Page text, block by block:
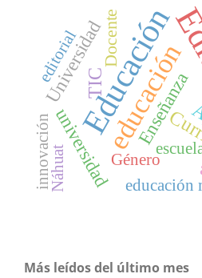
Educación
educación
TIC Enseñanza
universidad
UniversidadDocente
editorial
educación
innovación Género
Náhuat
Más leídos del último mes